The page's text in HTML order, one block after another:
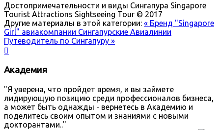
Достопримечательности и виды Сингапура Singapore
Tourist Attractions Sightseeing Tour © 2017
Другие материалы в этой категории: « Бренд "Singapore
Girl" авиакомпании Сингапурские Авиалинии
Путеводитель по Сингапуру »

Академия
"Я уверена, что пройдет время, и вы займете
лидирующую позицию среди профессионалов бизнеса,
а может быть однажды - вернетесь в Академию и
поделитесь своим опытом и знаниями с новыми
докторантами.."